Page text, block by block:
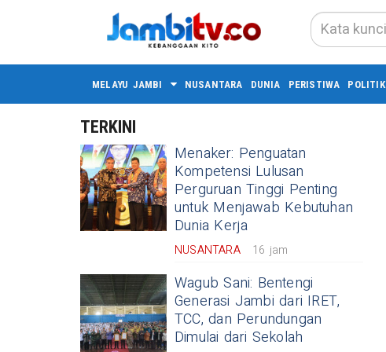
MELAYU JAMBI NUSANTARA DUNIA PERISTIWA POLITIK
TERKINI
Menaker: Penguatan
Kompetensi Lulusan
Perguruan Tinggi Penting
untuk Menjawab Kebutuhan
Dunia Kerja
NUSANTARA 16 jam
Wagub Sani: Bentengi
Generasi Jambi dari IRET,
TCC, dan Perundungan
Dimulai dari Sekolah